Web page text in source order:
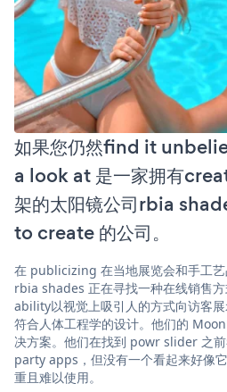
如果您仍然find it
a look at 是一家拥有
架的太阳镜公司rbia
to create 的公司。
在 publicizing 在当地展览会和手工艺
rbia shades 正在寻找一种在线销售
ability以视觉上吸引人的方式向访客
符合人体工程学的设计。他们的
决方案。他们在找到 powr slider 之
party apps，但没有一个看起来好像
重且难以使用。